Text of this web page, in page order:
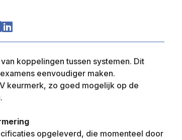
koppelingen tussen systemen. Dit
eenvoudiger maken.
keurmerk, zo goed mogelijk op de
opgeleverd, die momenteel door